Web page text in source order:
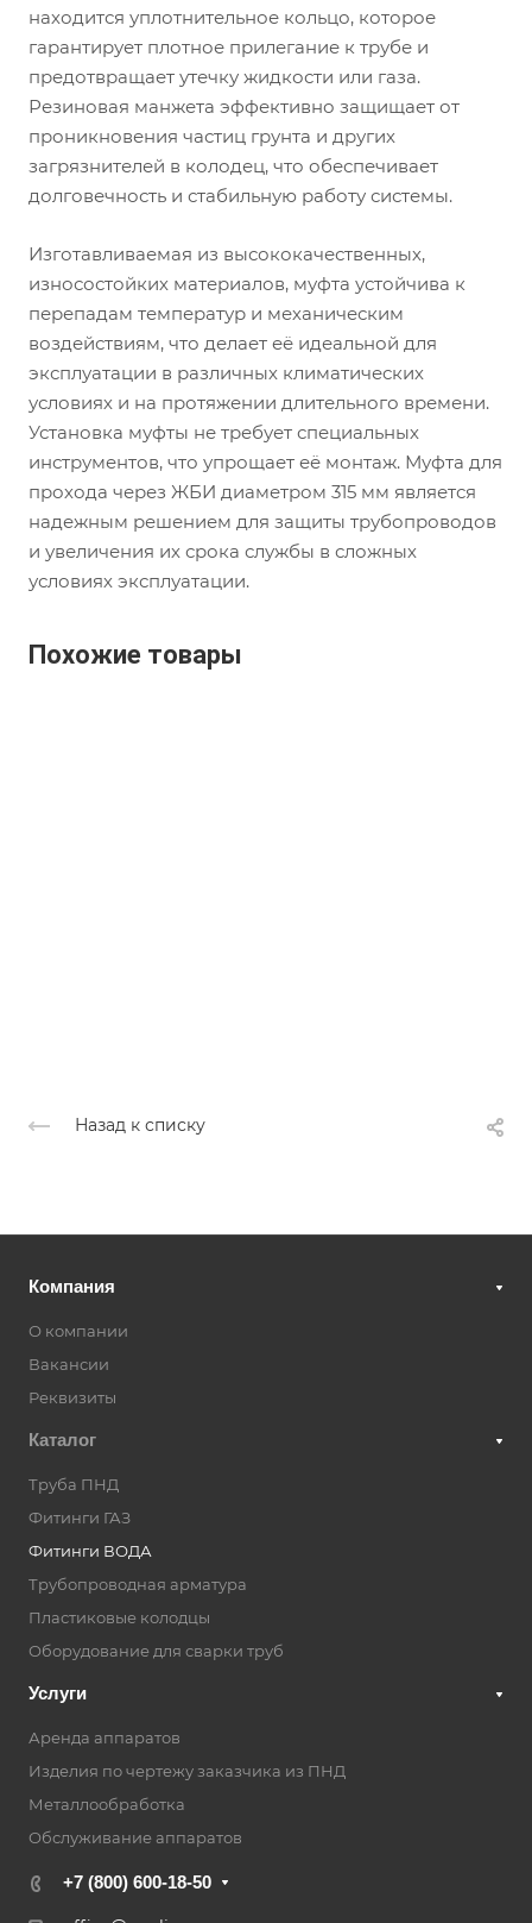
находится уплотнительное кольцо, которое
гарантирует плотное прилегание к трубе и
предотвращает утечку жидкости или газа.
Резиновая манжета эффективно защищает от
проникновения частиц грунта и других
загрязнителей в колодец, что обеспечивает
долговечность и стабильную работу системы.
Изготавливаемая из высококачественных,
износостойких материалов, муфта устойчива к
перепадам температур и механическим
воздействиям, что делает её идеальной для
эксплуатации в различных климатических
условиях и на протяжении длительного времени.
Установка муфты не требует специальных
инструментов, что упрощает её монтаж. Муфта для
прохода через ЖБИ диаметром 315 мм является
надежным решением для защиты трубопроводов
и увеличения их срока службы в сложных
условиях эксплуатации.
Похожие товары
Назад к списку
Компания
О компании
Вакансии
Реквизиты
Каталог
Труба ПНД
Фитинги ГАЗ
Фитинги ВОДА
Трубопроводная арматура
Пластиковые колодцы
Оборудование для сварки труб
Услуги
Аренда аппаратов
Изделия по чертежу заказчика из ПНД
Металлообработка
Обслуживание аппаратов
+7 (800) 600-18-50